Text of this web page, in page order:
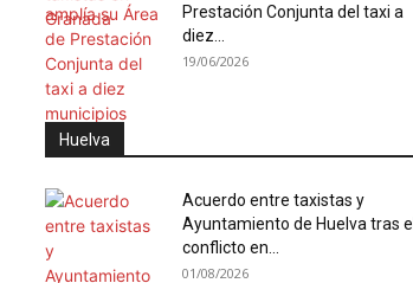
Prestación Conjunta del taxi a
diez...
19/06/2026
Huelva
Acuerdo entre taxistas y
Ayuntamiento de Huelva tras el
conflicto en...
01/08/2026